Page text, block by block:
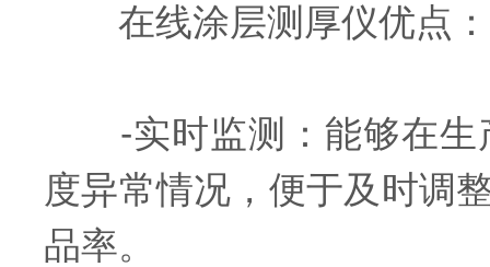
在线涂层测厚仪优点：
-实时监测：能够在生
度异常情况，便于及时调
品率。